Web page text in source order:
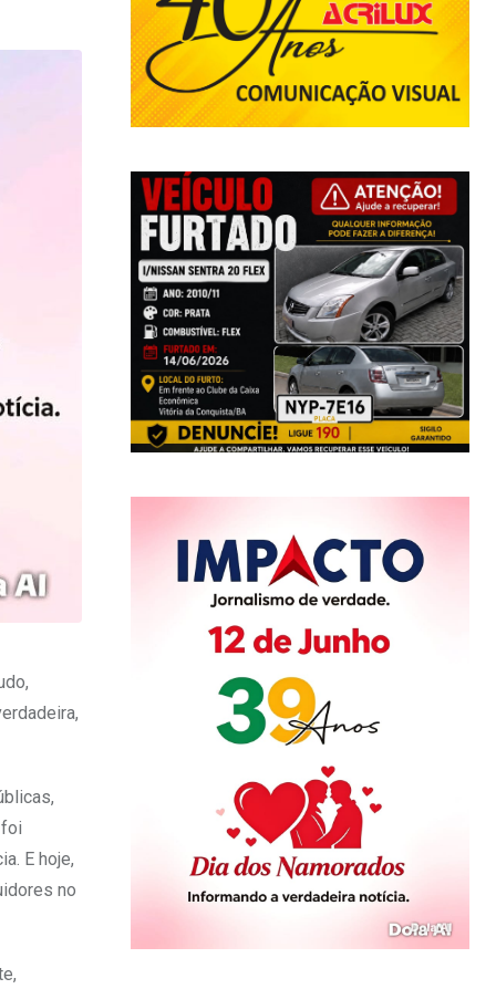
E hoje,
no